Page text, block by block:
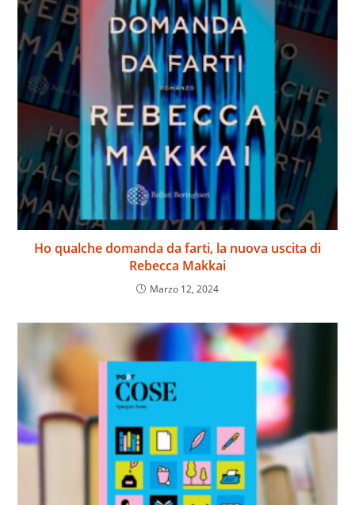
Ho qualche domanda da farti, la nuova uscita di
Rebecca Makkai
Marzo 12, 2024